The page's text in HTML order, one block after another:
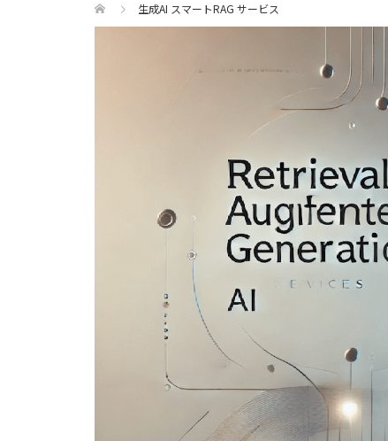
生成AI スマートRAG サービス